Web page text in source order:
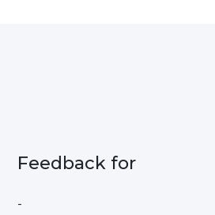
Feedback for
-